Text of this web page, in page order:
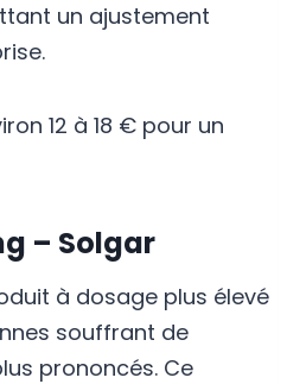
un ajustement
12 à 18 € pour un
– Solgar
à dosage plus élevé
souffrant de
prononcés. Ce